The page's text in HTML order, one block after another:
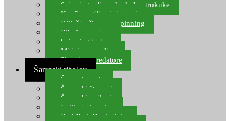
Spinning udice, dvokuke, trokuke
Kopče, vrtilice i ringovi
Kliješta, škare za spinning
Ribolov pastrve
Spinning torbe
Mirisi za varalice
Plovci za predatore
Šaranski ribolov
Šaranske role
Šaranski štapovi
Šaranski najloni
Indikatori ugriza
Rod Pod, Banksticks